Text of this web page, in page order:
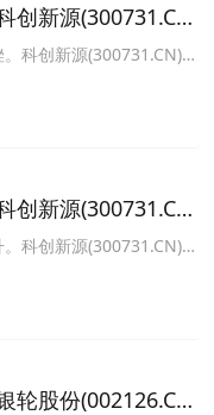
创新源(300731.CN)
科创新源(300731.CN)跌
(300432.CN)跌1.19%报
元，铭利达
创新源(300731.CN)
科创新源(300731.CN)涨
涨2.28%报
元，富临精工
轮股份(002126.CN)